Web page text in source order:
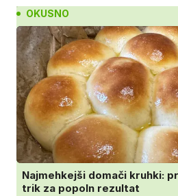
OKUSNO
Najmehkejši domači kruhki:
trik za popoln rezultat